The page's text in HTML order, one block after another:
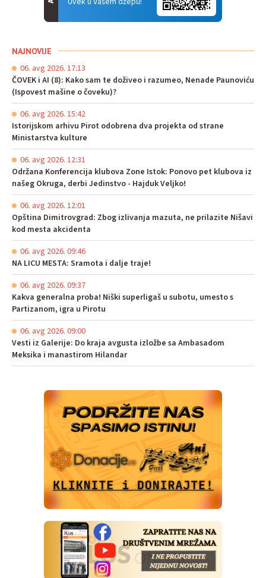
NAJNOVIJE
06. avg 2026. 17:13
ČOVEK i AI (8): Kako sam te doživeo i razumeo, Nenade Paunoviću
(Ispovest mašine o čoveku)?
06. avg 2026. 15:42
Istorijskom arhivu Pirot odobrena dva projekta od strane
Ministarstva kulture
06. avg 2026. 12:31
Održana Konferencija klubova Zone Istok: Ponovo pet klubova iz
našeg Okruga, derbi Jedinstvo - Hajduk Veljko!
06. avg 2026. 12:01
Opština Dimitrovgrad: Zbog izlivanja mazuta, ne prilazite Nišavi
kod mesta akcidenta
06. avg 2026. 09:46
NA LICU MESTA: Sramota i dalje traje!
06. avg 2026. 09:37
Kakva generalna proba! Niški superligaš u subotu, umesto s
Partizanom, igra u Pirotu
06. avg 2026. 09:00
Vesti iz Galerije: Do kraja avgusta izložbe sa Ambasadom
Meksika i manastirom Hilandar